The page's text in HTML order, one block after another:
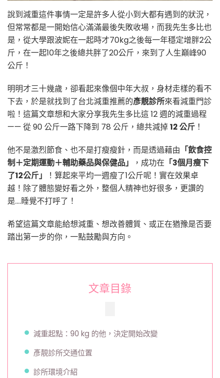
說到減重這件事情一定是許多人從小到大都有遇到的狀況，
但常常都是一開始信心滿滿最後失敗收場，而我先生多比也
是，從大學跟波妮在一起時才70kg之後每一年穩定增胖2公
斤，在一起10年之後總共胖了20公斤，來到了人生巔峰90
公斤！
明明才三十幾歲，卻看起來像個中年大叔，身材走樣的看不
下去，於是就找到了台北減重推薦的彥靚診所來看減重門診
啦！這篇文章想和大家分享我先生多比這 12 週的減重過程
—— 從 90 公斤一路下降到 78 公斤，總共減掉12 公斤 ！
他不是激烈節食、也不是打瘦瘦針，而是透過藉由 「飲食控
制＋定期運動＋輔助藥品與保健品」
，成功在 「3個月瘦下
了12公斤」
！算起來平均一週瘦了1公斤呢！實在效果卓
越！除了體態變好看之外，整個人精神也好很多，更讚的
是….睡覺不打呼了！
希望這篇文章能給想減重、想改善體質、或正在猶豫是否要
踏出第一步的你，一點鼓勵與方向。
文章目錄
減重起點：90 kg 的他，決定開始改變
彥靚診所交通位置
診所環境介紹